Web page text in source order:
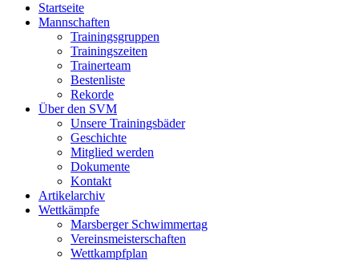
Startseite
Mannschaften
Trainingsgruppen
Trainingszeiten
Trainerteam
Bestenliste
Rekorde
Über den SVM
Unsere Trainingsbäder
Geschichte
Mitglied werden
Dokumente
Kontakt
Artikelarchiv
Wettkämpfe
Marsberger Schwimmertag
Vereinsmeisterschaften
Wettkampfplan